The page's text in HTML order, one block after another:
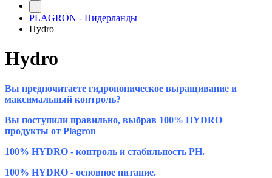
-
PLAGRON - Нидерланды
Hydro
Hydro
Вы предпочитаете гидропоническое выращивание и
максимальный контроль?
Вы поступили правильно, выбрав 100% HYDRO
продукты от Plagron
100% HYDRO - контроль и стабильность PH.
100% HYDRO - основное питание.